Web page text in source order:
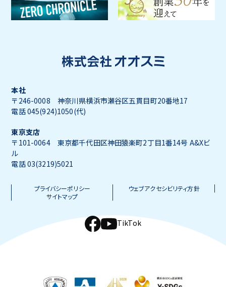
本社
〒246-0008 神奈川県横浜市瀬谷区五貫目町20番地17
電話 045(924)1050(代)
東京支店
〒101-0064 東京都千代田区神田猿楽町2丁目1番14号 A&Xビ
ル
電話 03(3219)5021
プライバシーポリシー
ウェブアクセシビリティ方針
サイトマップ
TikTok